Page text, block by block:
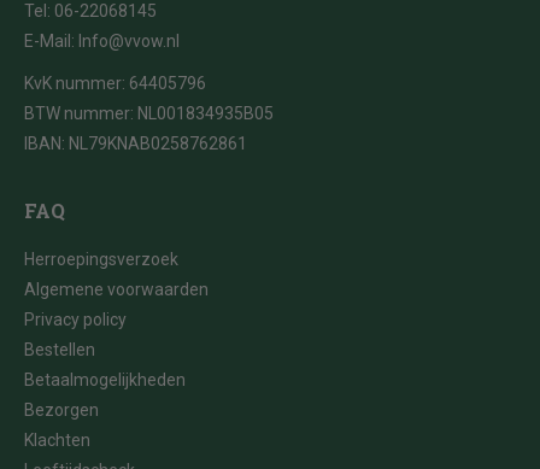
Tel: 06-22068145
E-Mail: Info@vvow.nl
KvK nummer: 64405796
BTW nummer: NL001834935B05
IBAN: NL79KNAB0258762861
FAQ
Herroepingsverzoek
Algemene voorwaarden
Privacy policy
Bestellen
Betaalmogelijkheden
Bezorgen
Klachten